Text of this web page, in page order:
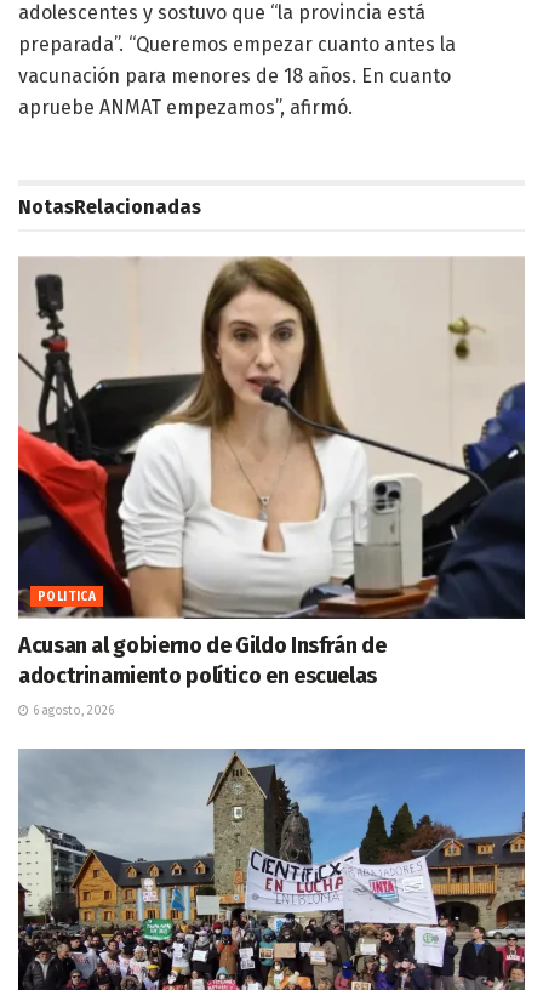
adolescentes y sostuvo que “la provincia está
preparada”. “Queremos empezar cuanto antes la
vacunación para menores de 18 años. En cuanto
apruebe ANMAT empezamos”, afirmó.
NotasRelacionadas
POLITICA
Acusan al gobierno de Gildo Insfrán de
adoctrinamiento político en escuelas
6 agosto, 2026